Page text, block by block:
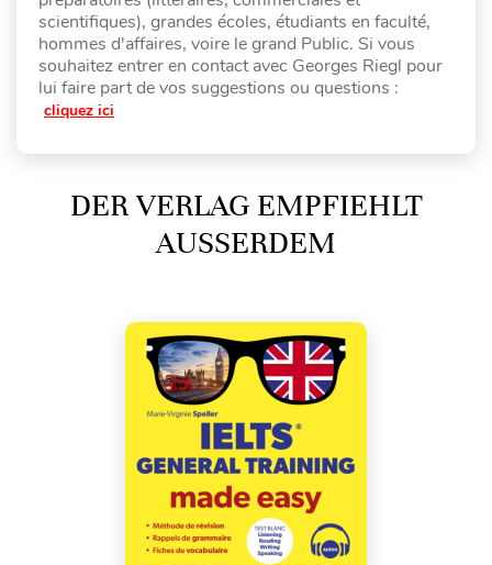
scientifiques), grandes écoles, étudiants en faculté,
hommes d'affaires, voire le grand Public. Si vous
souhaitez entrer en contact avec Georges Riegl pour
lui faire part de vos suggestions ou questions :
cliquez ici
DER VERLAG EMPFIEHLT
AUSSERDEM